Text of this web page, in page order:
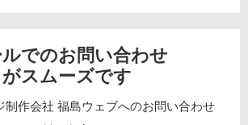
でのお問い合わせ
がスムーズです